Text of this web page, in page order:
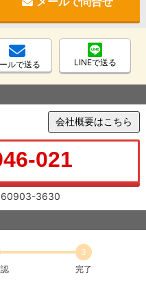
ルで送る LINEで送る
会社概要はこちら
021
3630
3
完了